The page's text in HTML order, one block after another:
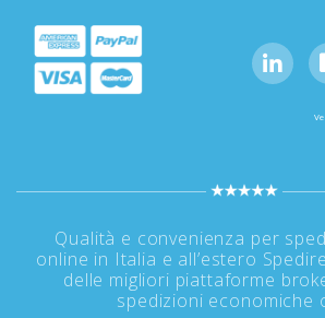
Qualità e convenienza per
online in Italia e all’estero
delle migliori piattaforme
spedizioni economiche